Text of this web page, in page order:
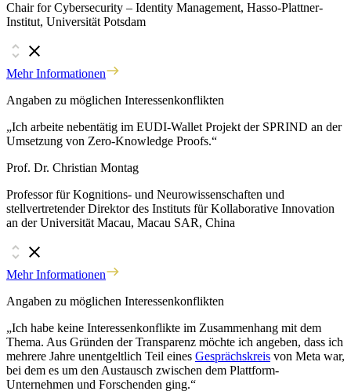
Chair for Cybersecurity – Identity Management, Hasso-Plattner-
Institut, Universität Potsdam
Mehr Informationen
Angaben zu möglichen Interessenkonflikten
„Ich arbeite nebentätig im EUDI-Wallet Projekt der SPRIND an der
Umsetzung von Zero-Knowledge Proofs.“
Prof. Dr. Christian Montag
Professor für Kognitions- und Neurowissenschaften und
stellvertretender Direktor des Instituts für Kollaborative Innovation
an der Universität Macau, Macau SAR, China
Mehr Informationen
Angaben zu möglichen Interessenkonflikten
„Ich habe keine Interessenkonflikte im Zusammenhang mit dem
Thema. Aus Gründen der Transparenz möchte ich angeben, dass ich
mehrere Jahre unentgeltlich Teil eines Gesprächskreis von Meta war,
bei dem es um den Austausch zwischen dem Plattform-
Unternehmen und Forschenden ging.“